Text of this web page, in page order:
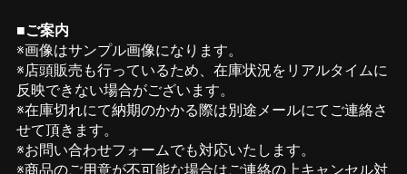
■ご案内
※画像はサンプル画像になります。
※店頭販売も行っているため、在庫状況をリアルタイムに
反映できない場合がございます。
※在庫切れにて納期のかかる際は別途メールにてご連絡さ
せて頂きます。
※お問い合わせフォームでも対応いたします。
※商品のご用意が不可能な場合はご連絡の上キャンセル対